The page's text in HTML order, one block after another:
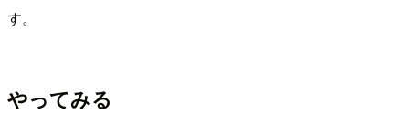
す。
やってみる